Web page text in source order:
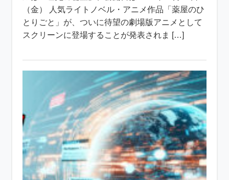
（金） 人気ライトノベル・アニメ作品「薬屋のひ
とりごと」が、ついに待望の劇場版アニメとして
スクリーンに登場することが発表されま […]